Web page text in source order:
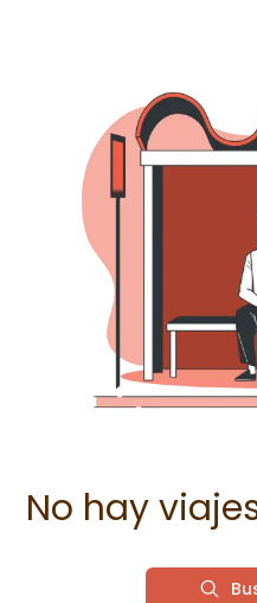
No hay